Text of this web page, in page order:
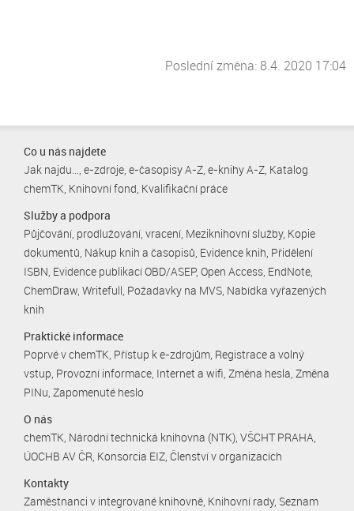
Poslední změna: 8.4. 2020 17:04
Co u nás najdete
Jak najdu... e-zdroje e-časopisy A-Z e-knihy A-Z Katalog
chemTK Knihovní fond Kvalifikační práce
Služby a podpora
Půjčování, prodlužování, vracení Meziknihovní služby Kopie
dokumentů Nákup knih a časopisů Evidence knih Přidělení
ISBN Evidence publikací OBD/ASEP Open Access EndNote
ChemDraw Writefull Požadavky na MVS Nabídka vyřazených
knih
Praktické informace
Poprvé v chemTK Přístup k e-zdrojům Registrace a volný
vstup Provozní informace Internet a wifi Změna hesla Změna
PINu Zapomenuté heslo
O nás
chemTK Národní technická knihovna (NTK) VŠCHT PRAHA
ÚOCHB AV ČR Konsorcia EIZ Členství v organizacích
Kontakty
Zaměstnanci v integrované knihovně Knihovní rady Seznam